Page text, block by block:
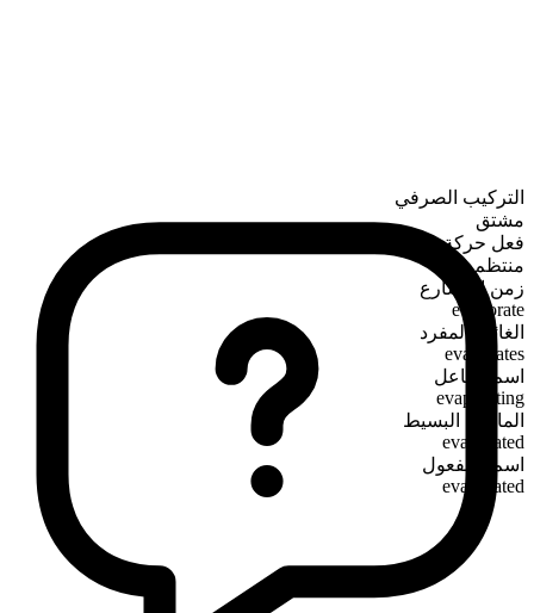
التركيب الصرفي
مشتق
فعل حركة
منتظم
زمن المضارع
evaporate
الغائب المفرد
evaporates
اسم الفاعل
evaporating
الماضي البسيط
evaporated
اسم المفعول
evaporated